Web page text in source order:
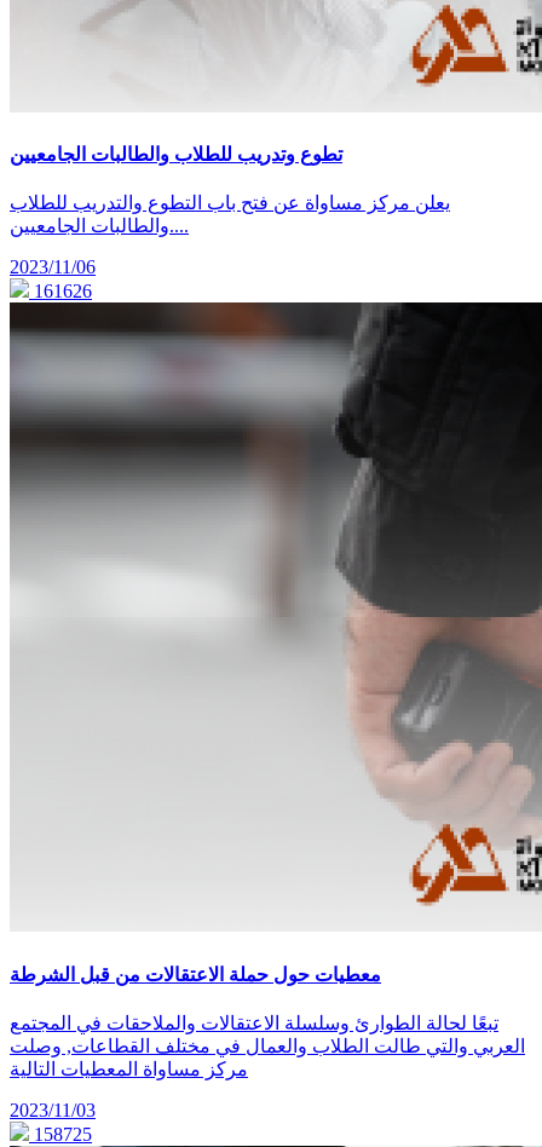
تطوع وتدريب للطلاب والطالبات الجامعيين
يعلن مركز مساواة عن فتح باب التطوع والتدريب للطلاب
والطالبات الجامعيين....
2023/11/06
161626
معطيات حول حملة الاعتقالات من قبل الشرطة
تبعًا لحالة الطوارئ وسلسلة الاعتقالات والملاحقات في المجتمع
العربي والتي طالت الطلاب والعمال في مختلف القطاعات, وصلت
مركز مساواة المعطيات التالية
2023/11/03
158725